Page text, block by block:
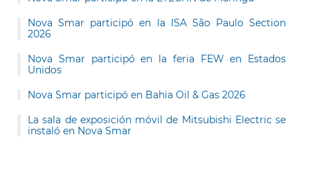
Nova Smar participó en la ISA São Paulo Section
2026
Nova Smar participó en la feria FEW en Estados
Unidos
Nova Smar participó en Bahia Oil & Gas 2026
La sala de exposición móvil de Mitsubishi Electric se
instaló en Nova Smar